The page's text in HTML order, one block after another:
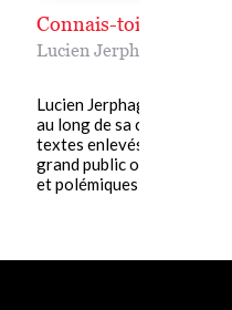
Connais-toi toi-même
Lucien Jerphagnon
Lucien Jerphagnon a
au long de sa carrière
textes enlevés : des
grand public ou savants,
et polémiques, drôles......